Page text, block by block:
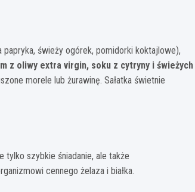
świeży ogórek, pomidorki koktajlowe),
z oliwy extra virgin, soku z cytryny i świeżych
morele lub żurawinę. Sałatka świetnie
tylko szybkie śniadanie, ale także
cennego żelaza i białka.